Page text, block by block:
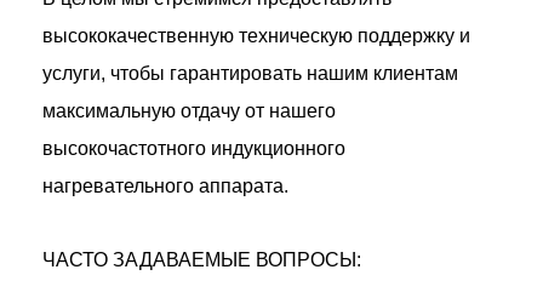
высококачественную техническую поддержку и
услуги, чтобы гарантировать нашим клиентам
максимальную отдачу от нашего
высокочастотного индукционного
нагревательного аппарата.
ЧАСТО ЗАДАВАЕМЫЕ ВОПРОСЫ: